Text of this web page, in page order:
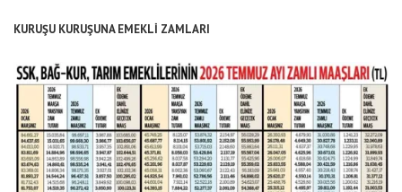
KURUŞU KURUŞUNA EMEKLİ ZAMLARI